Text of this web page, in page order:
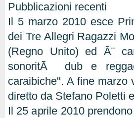
Pubblicazioni recenti
Il 5 marzo 2010 esce
dei Tre Allegri Ragazzi
(Regno Unito) ed Ã¨
sonoritÃ dub e
caraibiche". A fine
diretto da Stefano Poletti
Il 25 aprile 2010